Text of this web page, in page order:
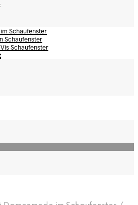
Schaufenster
Schaufenster
Schaufenster